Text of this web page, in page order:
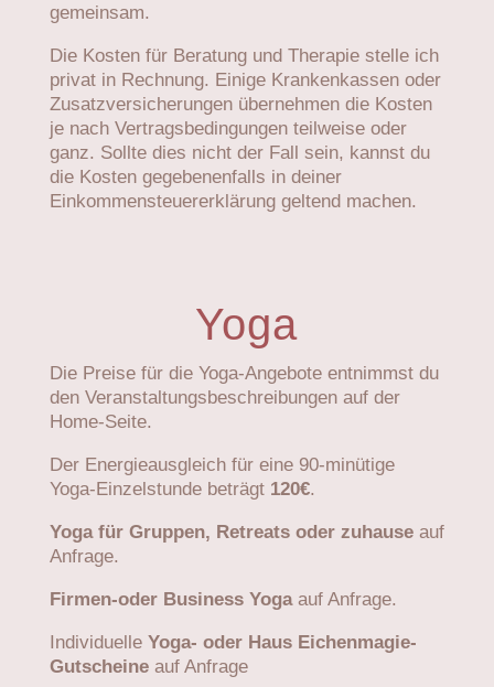
gemeinsam.
Die Kosten für Beratung und Therapie stelle ich
privat in Rechnung. Einige Krankenkassen oder
Zusatz­versi­cherun­gen übernehmen die Kosten
je nach Vertragsbedingungen teilweise oder
ganz. Sollte dies nicht der Fall sein, kannst du
die Kosten gegebenenfalls in deiner
Einkommen­steuer­erklärung geltend machen.
Yoga
Die Preise für die Yoga-Angebote entnimmst du
den Veranstaltungsbeschreibungen auf der
Home-Seite.
Der Energieausgleich für eine 90-minütige
Yoga-Einzelstunde beträgt 120€.
Yoga für Gruppen, Retreats oder zuhauseauf
Anfrage.
Firmen-oder Business Yogaauf Anfrage.
Individuelle Yoga- oder Haus Eichenmagie-
Gutscheineauf Anfrage